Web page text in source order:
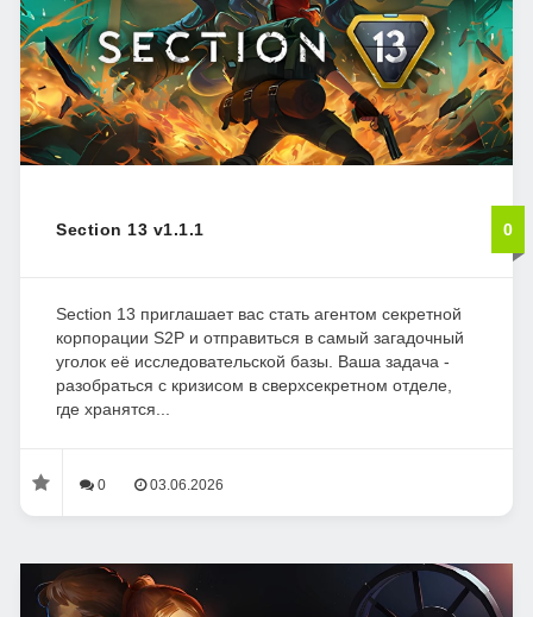
Section 13 v1.1.1 0
Section 13 приглашает вас стать агентом секретной
корпорации S2P и отправиться в самый загадочный
уголок её исследовательской базы. Ваша задача -
разобраться с кризисом в сверхсекретном отделе,
где хранятся...
0 03.06.2026